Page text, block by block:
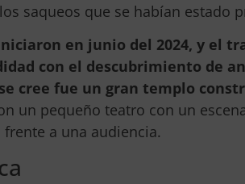
saqueos que se habían estado
en junio del 2024, y el
con el descubrimiento de
cree fue un gran templo
un pequeño teatro con un
a una audiencia.